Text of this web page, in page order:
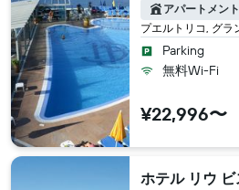
プエルトリコ, グラ
アパートメント
Parking
無料Wi-Fi
¥22,996〜
ホテル リウ